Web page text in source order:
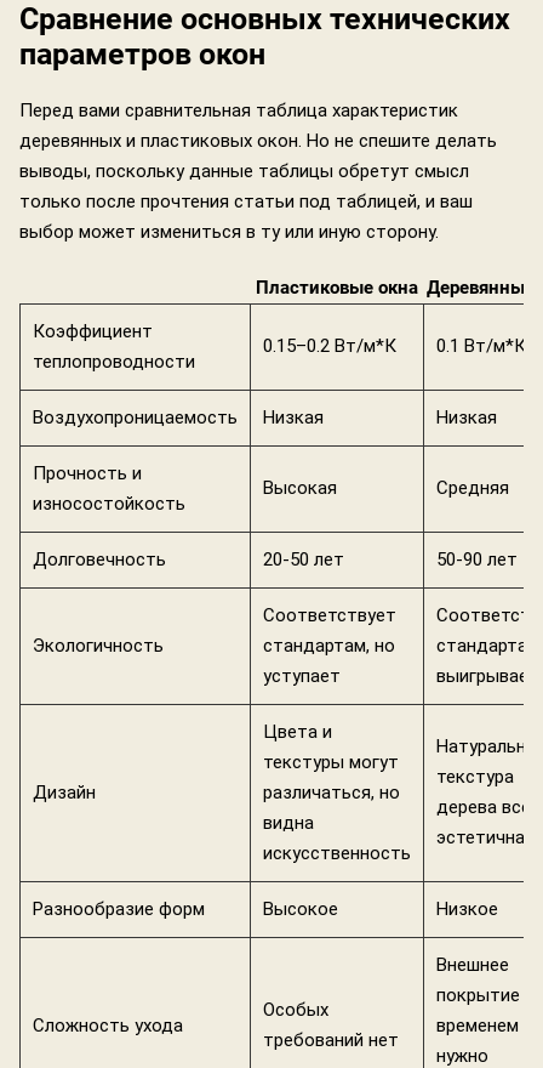
Сравнение основных технических
параметров окон
Перед вами сравнительная таблица характеристик
деревянных и пластиковых окон. Но не спешите делать
выводы, поскольку данные таблицы обретут смысл
только после прочтения статьи под таблицей, и ваш
выбор может измениться в ту или иную сторону.
Пластиковые окна Деревянные
Коэффициент
теплопроводности
0.15–0.2 Вт/м*К 0.1 Вт/м*К
Воздухопроницаемость Низкая Низкая
Прочность и
износостойкость
Высокая Средняя
Долговечность 20-50 лет 50-90 лет
Экологичность
Соответствует
стандартам, но
уступает
выигрывает
Дизайн
Цвета и
текстуры могут
различаться, но
видна
искусственность
текстура
дерева
эстетична
Разнообразие форм Высокое Низкое
Сложность ухода
Особых
требований нет
Внешнее
покрытие
временем
нужно